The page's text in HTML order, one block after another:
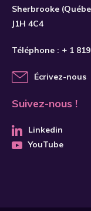
Sherbrooke
J1H 4C4
Téléphone : + 1
Écrivez-nous
Suivez-nous !
Linkedin
YouTube